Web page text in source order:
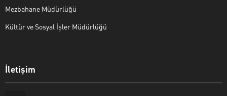
Mezbahane Müdürlüğü
Kültür ve Sosyal İşler Müdürlüğü
İletişim